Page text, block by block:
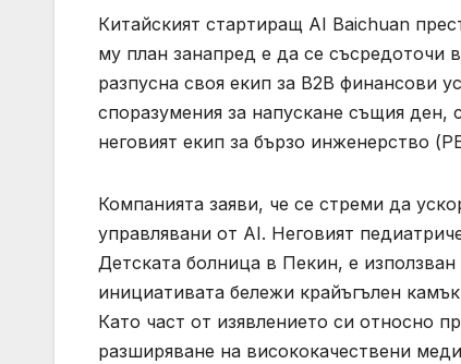
Китайският стартиращ AI Baichuan
му план занапред е да се съсредоточи
разпусна своя екип за B2B финансови
споразумения за напускане същия
неговият екип за бързо инженерство
Компанията заяви, че се стреми да
управлявани от AI. Неговият
Детската болница в Пекин, е
инициативата бележи крайъгълен
Като част от изявлението си относно
разширяване на висококачествени